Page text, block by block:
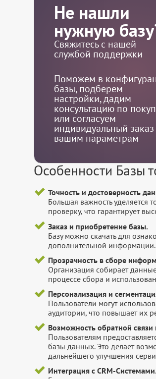
Не нашли
нужную
Свяжитесь с нашей
службой поддержки
Поможем в
базы, подберем
настройки, дадим
консультацию по
или согласуем
индивидуальный
вашим параметрам
Особенности Базы
Точность и достоверность
Большая важность уделяется
проверку, что гарантирует
Заказ и приобретение базы.
Базу можно скачать для
дополнительной информации.
Прозрачность в сборе
Организация собирает
процессе сбора и
Персонализация и
Пользователи могут
аудитории, что повышает их
Возможность обратной связи
Пользователям
базы данных. Это делает
дальнейшего улучшения
Интеграция с CRM-Системами.